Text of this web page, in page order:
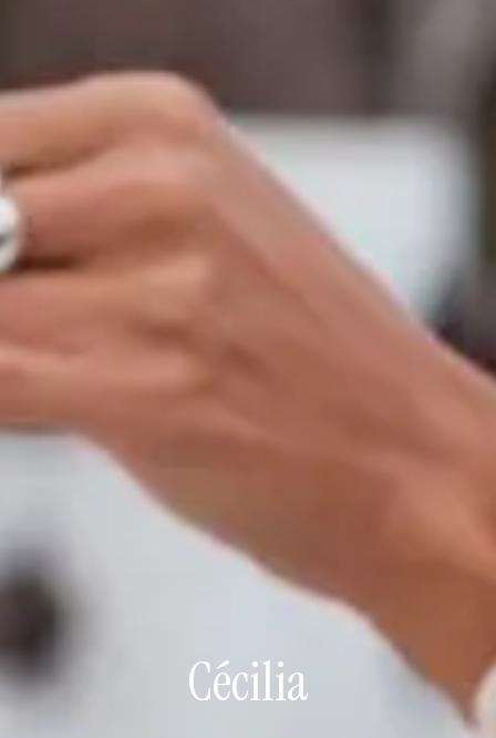
Cécilia